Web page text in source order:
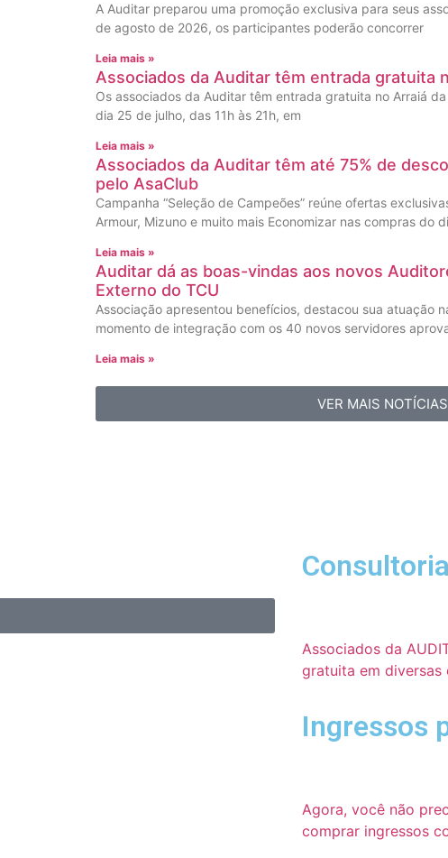
A Auditar preparou uma promoção exclusiva para seus
de agosto de 2026, os participantes poderão concorrer
Leia mais »
Associados da Auditar têm entrada gratuita
Os associados da Auditar têm entrada gratuita no Arraiá
dia 25 de julho, das 11h às 21h, em
Leia mais »
Associados da Auditar têm até 75% de
pelo AsaClub
Campanha “Seleção de Campeões” reúne ofertas
Armour, Mizuno e muito mais Economizar nas compras do
Leia mais »
Auditar dá as boas-vindas aos novos
Externo do TCU
Associação apresentou benefícios, destacou sua atuação
momento de integração com os 40 novos servidores
Leia mais »
VER MAIS NOTÍCIAS
Associados da
gratuita em diversas
Ingressos
Agora, você não
comprar ingressos